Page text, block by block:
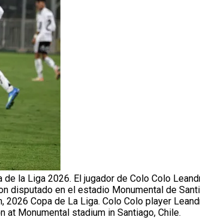
la Liga 2026. El jugador de Colo Colo
disputado en el estadio Monumental de
Copa de La Liga. Colo Colo player
at Monumental stadium in Santiago, Chile.